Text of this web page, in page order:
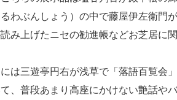
わぶんしょう）の中で藤屋伊左衛門
み上げたニセの勧進帳などお芝居に
は三遊亭円右が浅草で「落語百覧会
、普段あまり高座にかけない艶話や